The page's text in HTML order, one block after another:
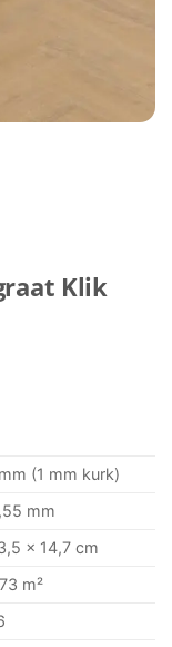
Klik
(1 mm kurk)
mm
x 14,7 cm
m²